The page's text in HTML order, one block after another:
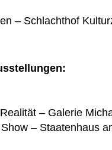
– Schlachthof
– Galerie
– Staatenhaus